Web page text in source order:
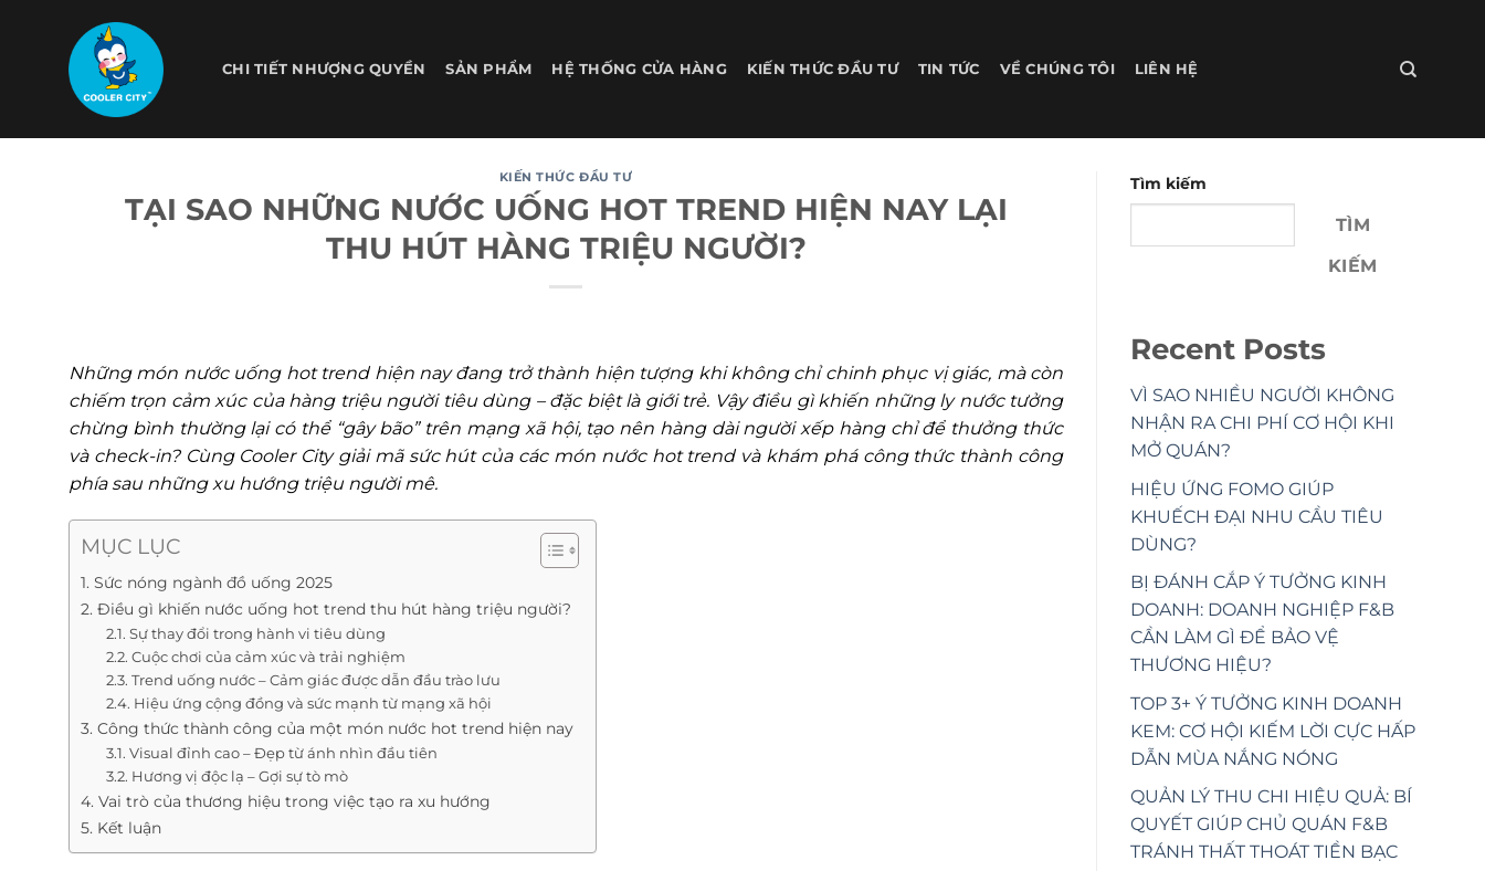
CHI TIẾT NHƯỢNG QUYỀN SẢN PHẨM HỆ THỐNG CỬA HÀNG KIẾN THỨC ĐẦU TƯ TIN TỨC VỀ CHÚNG TÔI LIÊN HỆ
KIẾN THỨC ĐẦU TƯ
TẠI SAO NHỮNG NƯỚC UỐNG HOT TREND HIỆN NAY LẠI
THU HÚT HÀNG TRIỆU NGƯỜI?
Những món nước uống hot trend hiện nay đang trở thành hiện tượng khi không chỉ chinh phục vị giác, mà còn
chiếm trọn cảm xúc của hàng triệu người tiêu dùng – đặc biệt là giới trẻ. Vậy điều gì khiến những ly nước tưởng
chừng bình thường lại có thể “gây bão” trên mạng xã hội, tạo nên hàng dài người xếp hàng chỉ để thưởng thức
và check-in? Cùng Cooler City giải mã sức hút của các món nước hot trend và khám phá công thức thành công
phía sau những xu hướng triệu người mê.
MỤC LỤC
1. Sức nóng ngành đồ uống 2025
2. Điều gì khiến nước uống hot trend thu hút hàng triệu người?
2.1. Sự thay đổi trong hành vi tiêu dùng
2.2. Cuộc chơi của cảm xúc và trải nghiệm
2.3. Trend uống nước – Cảm giác được dẫn đầu trào lưu
2.4. Hiệu ứng cộng đồng và sức mạnh từ mạng xã hội
3. Công thức thành công của một món nước hot trend hiện nay
3.1. Visual đỉnh cao – Đẹp từ ánh nhìn đầu tiên
3.2. Hương vị độc lạ – Gợi sự tò mò
4. Vai trò của thương hiệu trong việc tạo ra xu hướng
5. Kết luận
Tìm kiếm
TÌM
KIẾM
Recent Posts
VÌ SAO NHIỀU NGƯỜI KHÔNG
NHẬN RA CHI PHÍ CƠ HỘI KHI
MỞ QUÁN?
HIỆU ỨNG FOMO GIÚP
KHUẾCH ĐẠI NHU CẦU TIÊU
DÙNG?
BỊ ĐÁNH CẮP Ý TƯỞNG KINH
DOANH: DOANH NGHIỆP F&B
CẦN LÀM GÌ ĐỂ BẢO VỆ
THƯƠNG HIỆU?
TOP 3+ Ý TƯỞNG KINH DOANH
KEM: CƠ HỘI KIẾM LỜI CỰC HẤP
DẪN MÙA NẮNG NÓNG
QUẢN LÝ THU CHI HIỆU QUẢ: BÍ
QUYẾT GIÚP CHỦ QUÁN F&B
TRÁNH THẤT THOÁT TIỀN BẠC